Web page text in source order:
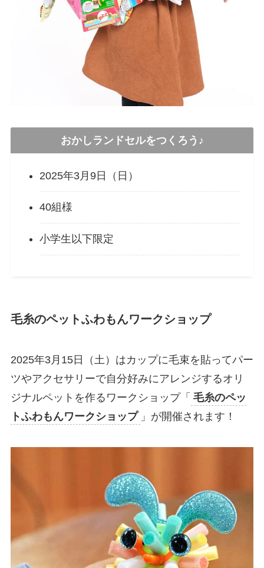
おかしランドセルをつくろう♪
2025年3月9日（日）
40組様
小学生以下限定
毛糸のペットふわもんワークショップ
2025年3月15日（土）はカップに毛束を貼ってパー
ツやアクセサリーで自分好みにアレンジするオリ
ジナルペットを作るワークショップ「 毛糸のペッ
トふわもんワークショップ 」が開催されます！